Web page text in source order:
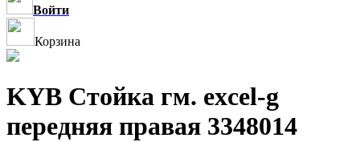
Войти
Корзина
KYB Стойка гм. excel-g
передняя правая 3348014